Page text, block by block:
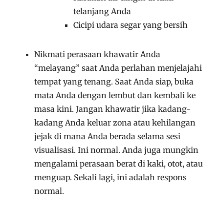
telanjang Anda
Cicipi udara segar yang bersih
Nikmati perasaan khawatir Anda
“melayang” saat Anda perlahan menjelajahi
tempat yang tenang. Saat Anda siap, buka
mata Anda dengan lembut dan kembali ke
masa kini. Jangan khawatir jika kadang-
kadang Anda keluar zona atau kehilangan
jejak di mana Anda berada selama sesi
visualisasi. Ini normal. Anda juga mungkin
mengalami perasaan berat di kaki, otot, atau
menguap. Sekali lagi, ini adalah respons
normal.